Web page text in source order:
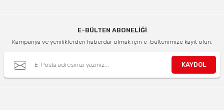
E-BÜLTEN ABONELİĞİ
Kampanya ve yeniliklerden haberdar olmak için e-bültenimize kayıt olun.
KAYDOL